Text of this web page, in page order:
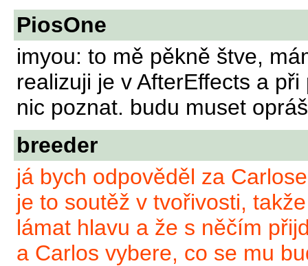
PiosOne
imyou: to mě pěkně štve,
realizuji je v AfterEffects a
nic poznat. budu muset
breeder
já bych odpověděl za
je to soutěž v tvořivosti,
lámat hlavu a že s něčím
a Carlos vybere, co se mu